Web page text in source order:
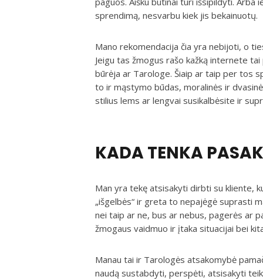
sprendimą, nesvarbu kiek jis bekainuotų.
Mano rekomendacija čia yra nebijoti, o
Jeigu tas žmogus rašo kažką internete
būrėja ar Tarologe. Šiaip ar taip per tos
to ir mąstymo būdas, moralinės ir
stilius lems ar lengvai susikalbėsite ir
KADA TENKA
Man yra tekę atsisakyti dirbti su kliente,
„išgelbės“ ir greta to nepajėgė suprasti
nei taip ar ne, bus ar nebus, pagerės ar
žmogaus vaidmuo ir įtaka situacijai bei
Manau tai ir Tarologės atsakomybė
naudą sustabdyti, perspėti, atsisakyti